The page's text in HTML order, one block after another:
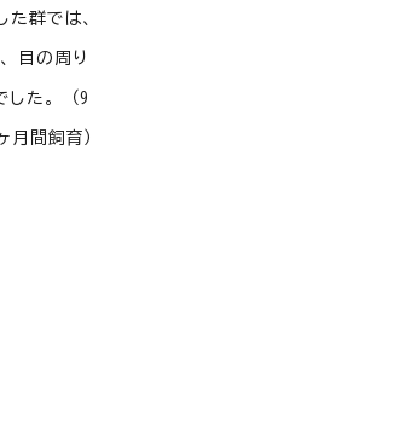
た群では、
目の周り
した。（9
間飼育）